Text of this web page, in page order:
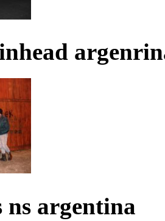
ns argentina